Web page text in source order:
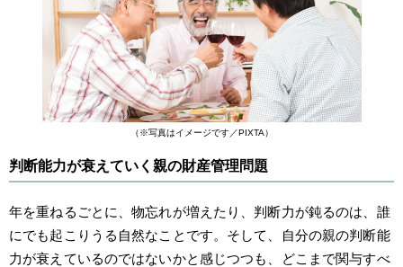
（※写真はイメージです／PIXTA）
判断能力が衰えていく親の財産管理問題
年を重ねるごとに、物忘れが増えたり、判断力が鈍るのは、誰
にでも起こりうる自然なことです。そして、自分の親の判断能
力が衰えているのではないかと感じつつも、どこまで関与すべ